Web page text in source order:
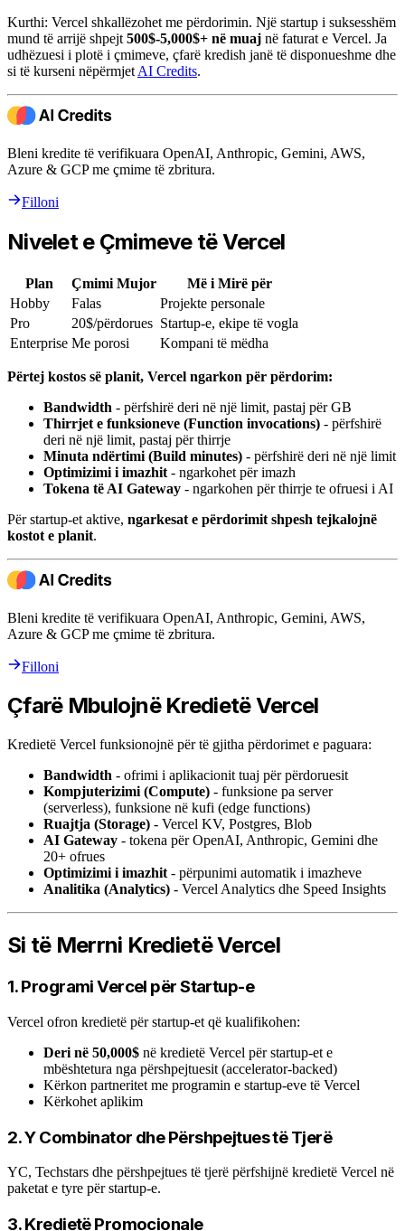
Kurthi: Vercel shkallëzohet me përdorimin. Një startup i suksesshëm
mund të arrijë shpejt 500$-5,000$+ në muaj në faturat e Vercel. Ja
udhëzuesi i plotë i çmimeve, çfarë kredish janë të disponueshme dhe
si të kurseni nëpërmjet AI Credits.
Bleni kredite të verifikuara OpenAI, Anthropic, Gemini, AWS,
Azure & GCP me çmime të zbritura.
Filloni
Nivelet e Çmimeve të Vercel
Plan Çmimi Mujor
Më i Mirë për
Hobby
Falas
Projekte personale
Pro
20$/përdorues Startup-e, ekipe të vogla
Enterprise Me porosi Kompani të mëdha
Përtej kostos së planit, Vercel ngarkon për përdorim:
Bandwidth - përfshirë deri në një limit, pastaj për GB
Thirrjet e funksioneve (Function invocations) - përfshirë
deri në një limit, pastaj për thirrje
Minuta ndërtimi (Build minutes) - përfshirë deri në një limit
Optimizimi i imazhit - ngarkohet për imazh
Tokena të AI Gateway - ngarkohen për thirrje te ofruesi i AI
Për startup-et aktive, ngarkesat e përdorimit shpesh tejkalojnë
kostot e planit.
Bleni kredite të verifikuara OpenAI, Anthropic, Gemini, AWS,
Azure & GCP me çmime të zbritura.
Filloni
Çfarë Mbulojnë Kredietë Vercel
Kredietë Vercel funksionojnë për të gjitha përdorimet e paguara:
Bandwidth - ofrimi i aplikacionit tuaj për përdoruesit
Kompjuterizimi (Compute) - funksione pa server
(serverless), funksione në kufi (edge functions)
Ruajtja (Storage) - Vercel KV, Postgres, Blob
AI Gateway - tokena për OpenAI, Anthropic, Gemini dhe
20+ ofrues
Optimizimi i imazhit - përpunimi automatik i imazheve
Analitika (Analytics) - Vercel Analytics dhe Speed Insights
Si të Merrni Kredietë Vercel
1. Programi Vercel për Startup-e
Vercel ofron kredietë për startup-et që kualifikohen:
Deri në 50,000$ në kredietë Vercel për startup-et e
mbështetura nga përshpejtuesit (accelerator-backed)
Kërkon partneritet me programin e startup-eve të Vercel
Kërkohet aplikim
2. Y Combinator dhe Përshpejtues të Tjerë
YC, Techstars dhe përshpejtues të tjerë përfshijnë kredietë Vercel në
paketat e tyre për startup-e.
3. Kredietë Promocionale